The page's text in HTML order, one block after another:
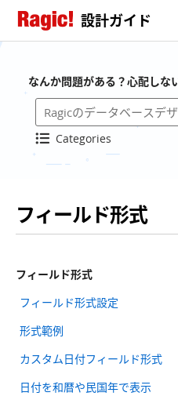
設計ガイド
なんか問題がある？心配しな
Categories
フィールド形式
フィールド形式
フィールド形式設定
形式範例
カスタム日付フィールド形式
日付を和暦や民国年で表示